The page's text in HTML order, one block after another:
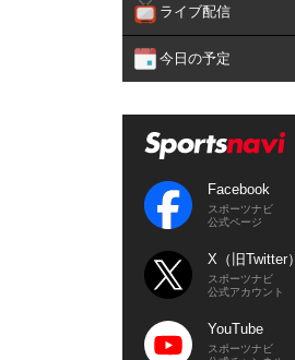
ライブ配信
今日の予定
Facebook
スポーツナビ
公式ページ
X（旧Twitter）
スポーツナビ
公式アカウント
YouTube
スポーツナビ